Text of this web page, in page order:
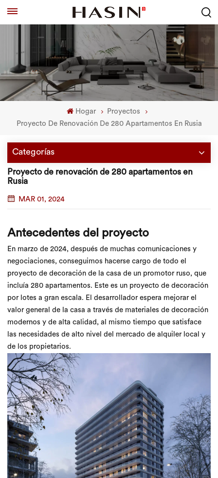
Hogar
Proyectos
Proyecto De Renovación De 280 Apartamentos En Rusia
Categorías
Proyecto de renovación de 280 apartamentos en
Rusia
MAR 01, 2024
Antecedentes del proyecto
En marzo de 2024, después de muchas comunicaciones y
negociaciones, conseguimos hacerse cargo de todo el
proyecto de decoración de la casa de un promotor ruso, que
incluía 280 apartamentos. Este es un proyecto de decoración
por lotes a gran escala. El desarrollador espera mejorar el
valor general de la casa a través de materiales de decoración
modernos y de alta calidad, al mismo tiempo que satisface
las necesidades de alto nivel del mercado de alquiler local y
de los propietarios.